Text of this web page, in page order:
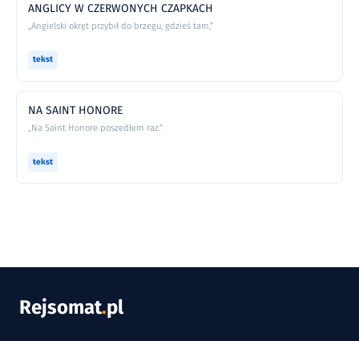
ANGLICY W CZERWONYCH CZAPKACH
„Angielski okręt przybił do brzegu, gdzieś tam,”
tekst
NA SAINT HONORE
„Na Saint Honore poszedłem raz.”
tekst
Rejsomat.pl